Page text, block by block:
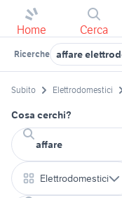
Home Cerca
Ricerche affare
Subito Elettrodomestici
Cosa cerchi?
Elettrodomestici